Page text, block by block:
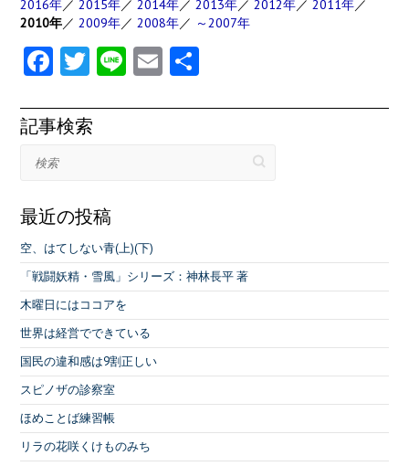
2016年／2015年／2014年／2013年／2012年／2011年／
2010年／2009年／2008年／ ～2007年
Fa
b
o
o
k
T
itt
Li
e
E
ai
記事検索
最近の投稿
空、はてしない青(上)(下)
「戦闘妖精・雪風」シリーズ：神林長平 著
木曜日にはココアを
世界は経営でできている
国民の違和感は9割正しい
スピノザの診察室
ほめことば練習帳
リラの花咲くけものみち